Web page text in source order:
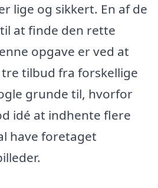
lige og sikkert. En af de
at finde den rette
opgave er ved at
tilbud fra forskellige
grunde til, hvorfor
idé at indhente flere
have foretaget